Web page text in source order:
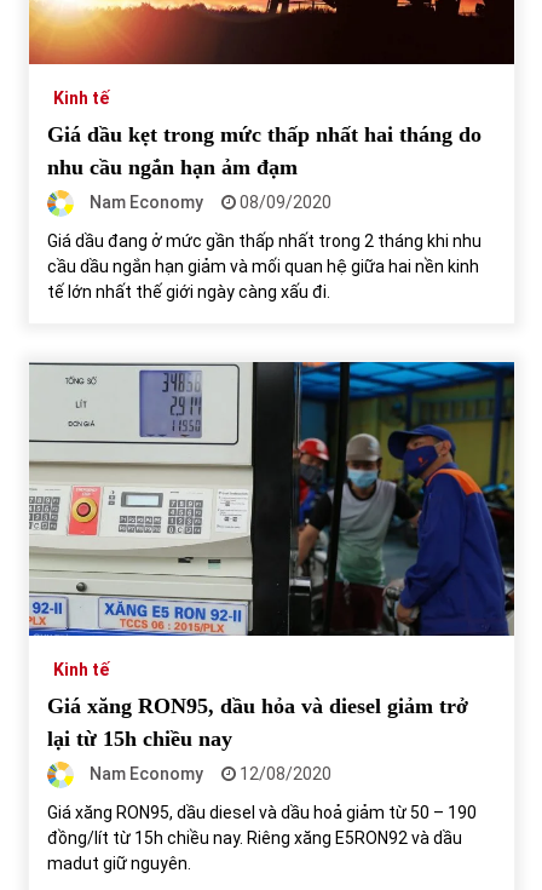
31/05/2022
Bất ổn từ các cuộc đấu giá đất ở Thanh Hoá
31/05/2022
Tiền gửi vào ngân hàng tiếp tục tăng mạnh
31/05/2022
S&P Ratings cập nhật xếp hạng tín nhiệm của
Vietcombank và Eximbank
31/05/2022
Chứng khoán ngày 30/5/2022: Top 10 cổ phiếu nổi bật
31/05/2022
Phân tích giá tiền điện tử sau ngày thị trường lập kỷ lục
09/11/2021
Chứng khoán ngày 12/10/2021: Top 10 cổ phiếu nổi bật
13/10/2021
Kinh tế
Giá dầu kẹt trong mức thấp nhất hai tháng do
nhu cầu ngắn hạn ảm đạm
Nam Economy
08/09/2020
Giá dầu đang ở mức gần thấp nhất trong 2 tháng khi nhu
cầu dầu ngắn hạn giảm và mối quan hệ giữa hai nền kinh
tế lớn nhất thế giới ngày càng xấu đi.
Kinh tế
Giá xăng RON95, dầu hỏa và diesel giảm trở
lại từ 15h chiều nay
Nam Economy
12/08/2020
Giá xăng RON95, dầu diesel và dầu hoả giảm từ 50 – 190
đồng/lít từ 15h chiều nay. Riêng xăng E5RON92 và dầu
madut giữ nguyên.